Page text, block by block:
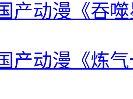
产动漫《吞
产动漫《炼